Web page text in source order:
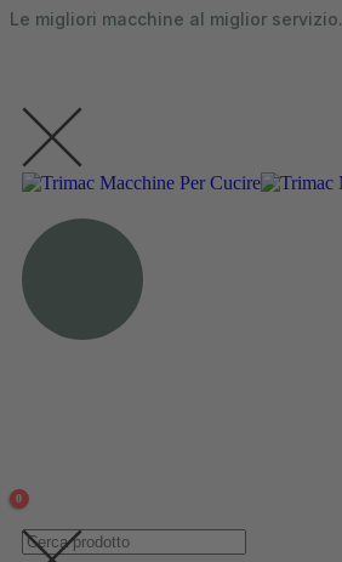
contenuto
Le migliori macchine al miglior servizio.
0